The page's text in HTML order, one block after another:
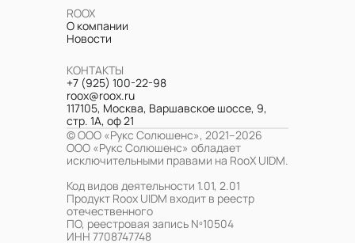
ROOX
О компании
Новости
КОНТАКТЫ
+7 (925) 100-22-98
roox@roox.ru
117105, Москва, Варшавское шоссе, 9,
стр. 1А, оф 21
© ООО «Рукс Солюшенс», 2021–2026
ООО «Рукс Солюшенс» обладает
исключительными правами на RooX UIDM.
Код видов деятельности 1.01, 2.01
Продукт Roox UIDM входит в реестр
отечественного
ПО, реестровая запись Nº10504
ИНН 7708747748